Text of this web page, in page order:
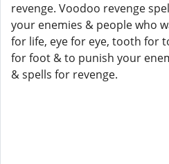
revenge. Voodoo revenge
your enemies & people who
for life, eye for eye, tooth for
for foot & to punish your
& spells for revenge.